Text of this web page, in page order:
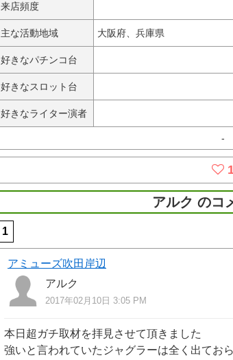
来店頻度
主な活動地域 大阪府、兵庫県
好きなパチンコ台
好きなスロット台
好きなライター演者
-
アルク のコ
1
アミューズ吹田岸辺
アルク
2017年02月10日 3:05 PM
本日超ガチ取材を拝見させて頂きました
強いと言われていたジャグラーは全く出てお